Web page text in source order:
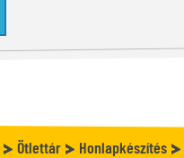
Ötlettár Honlapkészítés